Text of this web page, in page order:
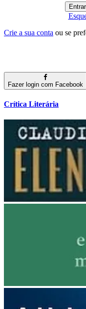
Crie a sua conta ou se
Fazer login com Facebook
Crítica Literária